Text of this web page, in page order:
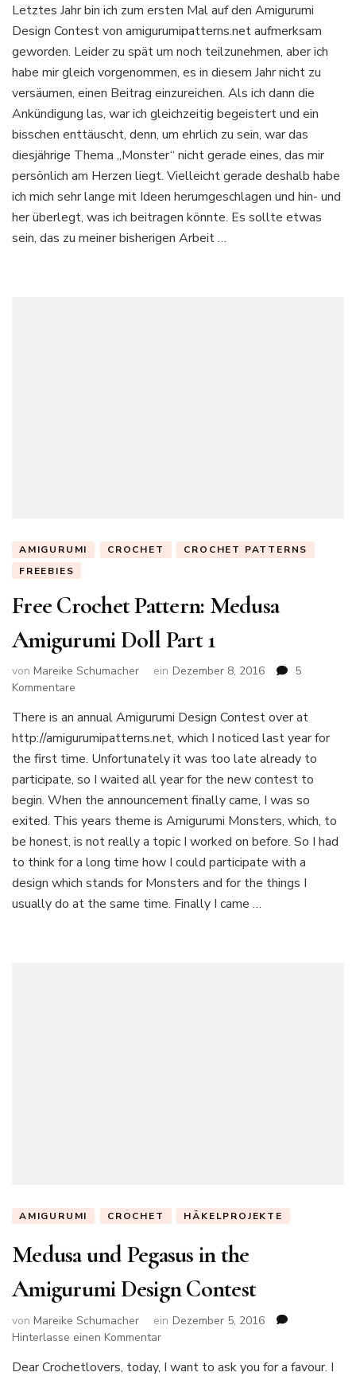
Häkelanleitung:
Medusa
Amigurumi
Teil
1
Letztes Jahr bin ich zum ersten Mal auf den Amigurumi
Design Contest von amigurumipatterns.net aufmerksam
geworden. Leider zu spät um noch teilzunehmen, aber ich
habe mir gleich vorgenommen, es in diesem Jahr nicht zu
versäumen, einen Beitrag einzureichen. Als ich dann die
Ankündigung las, war ich gleichzeitig begeistert und ein
bisschen enttäuscht, denn, um ehrlich zu sein, war das
diesjährige Thema „Monster“ nicht gerade eines, das mir
persönlich am Herzen liegt. Vielleicht gerade deshalb habe
ich mich sehr lange mit Ideen herumgeschlagen und hin- und
her überlegt, was ich beitragen könnte. Es sollte etwas
sein, das zu meiner bisherigen Arbeit …
AMIGURUMI CROCHET
CROCHET PATTERNS
FREEBIES
Free Crochet Pattern: Medusa
Amigurumi Doll Part 1
von Mareike Schumacher ein Dezember 8, 2016
5
Kommentare
Crochet
Pattern:
Medusa
Doll
Part
1
There is an annual Amigurumi Design Contest over at
http://amigurumipatterns.net, which I noticed last year for
the first time. Unfortunately it was too late already to
participate, so I waited all year for the new contest to
begin. When the announcement finally came, I was so
exited. This years theme is Amigurumi Monsters, which, to
be honest, is not really a topic I worked on before. So I had
to think for a long time how I could participate with a
design which stands for Monsters and for the things I
usually do at the same time. Finally I came …
AMIGURUMI CROCHET HÄKELPROJEKTE
Medusa und Pegasus in the
Amigurumi Design Contest
von Mareike Schumacher ein Dezember 5, 2016
Hinterlasse einen Kommentarzu
und
Dear Crochetlovers, today, I want to ask you for a favour. I